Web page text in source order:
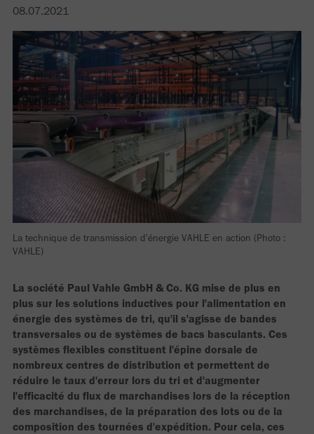
08.07.2021
La technique de transmission d'énergie VAHLE en action (Photo :
VAHLE)
La société Paul Vahle GmbH & Co. KG mise de plus en
plus sur les solutions inductives pour l'alimentation en
énergie des systèmes de tri, qu'il s'agisse de bandes
transversales ou de systèmes de bacs basculants. Ces
systèmes flexibles constituent l'épine dorsale de
nombreux centres de distribution et permettent de
réduire le taux d'erreur lors du tri et d'augmenter
l'efficacité du flux de marchandises lors de la réception
des marchandises, de la préparation des lots ou de la
composition des tournées d'expédition. Pour cela, ces